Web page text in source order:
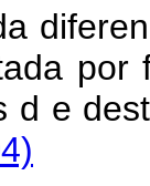
por
d